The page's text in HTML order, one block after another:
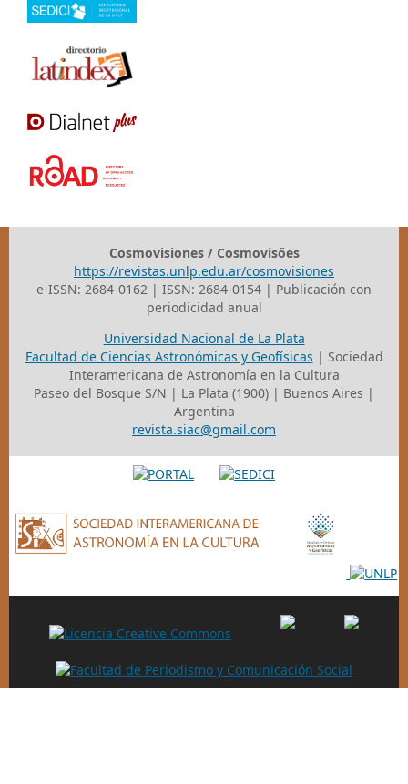
Cosmovisiones / Cosmovisões
https://revistas.unlp.edu.ar/cosmovisiones
e-ISSN: 2684-0162 | ISSN: 2684-0154 | Publicación con
periodicidad anual
Universidad Nacional de La Plata
Facultad de Ciencias Astronómicas y Geofísicas | Sociedad
Interamericana de Astronomía en la Cultura
Paseo del Bosque S/N | La Plata (1900) | Buenos Aires |
Argentina
revista.siac@gmail.com